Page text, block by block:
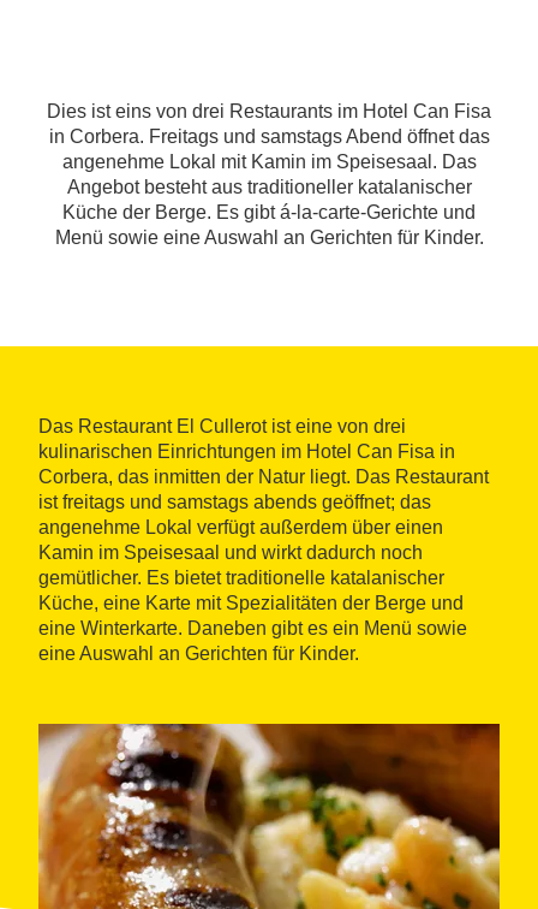
Dies ist eins von drei Restaurants im Hotel Can Fisa
in Corbera. Freitags und samstags Abend öffnet das
angenehme Lokal mit Kamin im Speisesaal. Das
Angebot besteht aus traditioneller katalanischer
Küche der Berge. Es gibt á-la-carte-Gerichte und
Menü sowie eine Auswahl an Gerichten für Kinder.
Das Restaurant El Cullerot ist eine von drei
kulinarischen Einrichtungen im Hotel Can Fisa in
Corbera, das inmitten der Natur liegt. Das Restaurant
ist freitags und samstags abends geöffnet; das
angenehme Lokal verfügt außerdem über einen
Kamin im Speisesaal und wirkt dadurch noch
gemütlicher. Es bietet traditionelle katalanischer
Küche, eine Karte mit Spezialitäten der Berge und
eine Winterkarte. Daneben gibt es ein Menü sowie
eine Auswahl an Gerichten für Kinder.